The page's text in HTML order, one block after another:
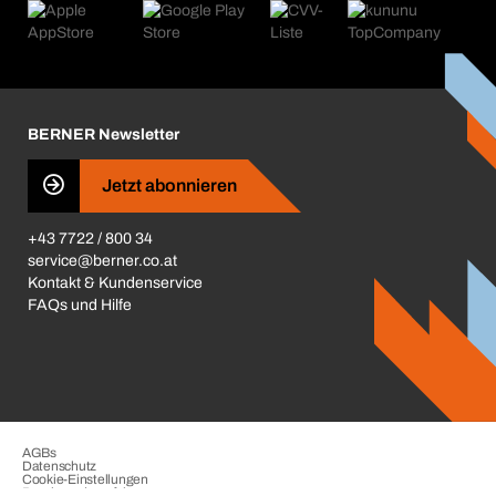
Produktfinder
Kataloge & Broschüren
Was uns antreibt
Presse
Business Conduct
BERNER Newsletter
Jetzt abonnieren
+43 7722 / 800 34
service@berner.co.at
Kontakt & Kundenservice
FAQs und Hilfe
AGBs
Datenschutz
Cookie-Einstellungen
Beschwerdeverfahren